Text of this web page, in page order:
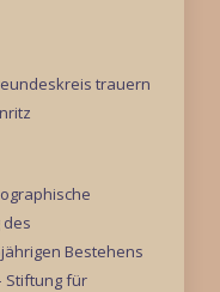
trauern
des
Bestehens
Stiftung für